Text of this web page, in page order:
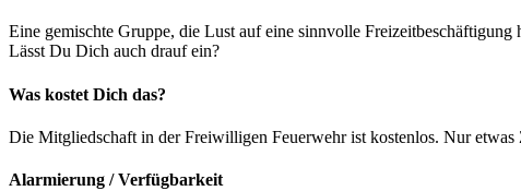
Eine gemischte Gruppe, die Lust auf eine sinnvolle
Lässt Du Dich auch drauf ein?
Was kostet Dich das?
Die Mitgliedschaft in der Freiwilligen Feuerwehr ist kostenlos. Nur
Alarmierung / Verfügbarkeit